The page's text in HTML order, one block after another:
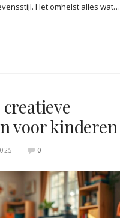
Het omhelst alles wat…
voor kinderen
0